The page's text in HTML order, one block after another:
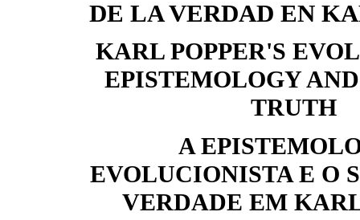
DE LA VERDAD EN
KARL POPPER'S
EPISTEMOLOGY
TRUTH
A
EVOLUCIONISTA E O
VERDADE EM